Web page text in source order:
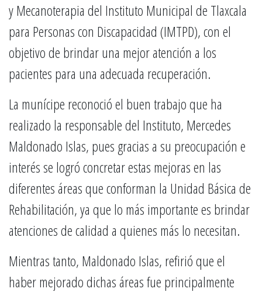
y Mecanoterapia del Instituto Municipal de Tlaxcala
para Personas con Discapacidad (IMTPD), con el
objetivo de brindar una mejor atención a los
pacientes para una adecuada recuperación.
La munícipe reconoció el buen trabajo que ha
realizado la responsable del Instituto, Mercedes
Maldonado Islas, pues gracias a su preocupación e
interés se logró concretar estas mejoras en las
diferentes áreas que conforman la Unidad Básica de
Rehabilitación, ya que lo más importante es brindar
atenciones de calidad a quienes más lo necesitan.
Mientras tanto, Maldonado Islas, refirió que el
haber mejorado dichas áreas fue principalmente